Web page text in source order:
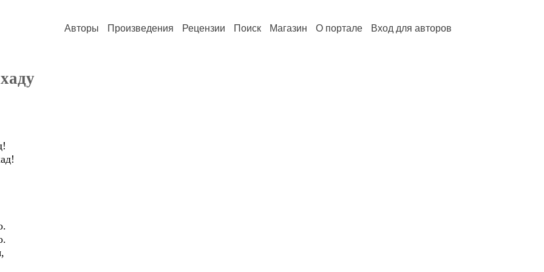
Авторы Произведения Рецензии Поиск Магазин О портале Вход для авторов